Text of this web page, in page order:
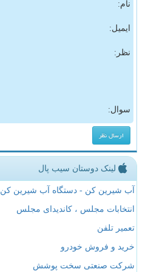
نام:
ایمیل:
نظر:
سوال:
لینک دوستان سیب پال
آب شیرین کن - دستگاه آب شیرین کن
انتخابات مجلس ، کاندیدای مجلس
تعمیر تلفن
خرید و فروش خودرو
شرکت صنعتی سخت پوشش